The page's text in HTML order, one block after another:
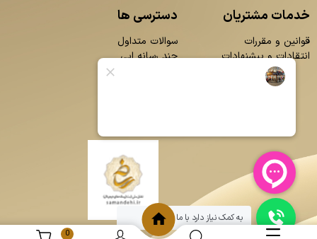
خدمات مشتریان
قوانین و مقررات
انتقادات و پیشنهادات
دسترسی ها
سوالات متداول
چند رسانه ایی
0
به کمک نیاز دارد با ما چت کنید